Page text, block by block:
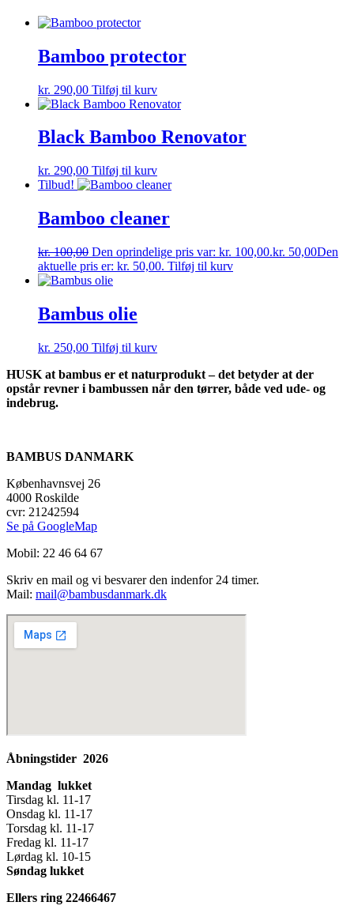
Bamboo protector
kr. 290,00 Tilføj til kurv
Black Bamboo Renovator
kr. 290,00 Tilføj til kurv
Tilbud!
Bamboo cleaner
kr.100,00 Den oprindelige pris var: kr. 100,00.kr. 50,00Den
aktuelle pris er: kr. 50,00. Tilføj til kurv
Bambus olie
kr. 250,00 Tilføj til kurv
HUSK at bambus er et naturprodukt – det betyder at der
opstår revner i bambussen når den tørrer, både ved ude- og
indebrug.
BAMBUS DANMARK
Københavnsvej 26
4000 Roskilde
cvr: 21242594
Se på GoogleMap
Mobil: 22 46 64 67
Skriv en mail og vi besvarer den indenfor 24 timer.
Mail: mail@bambusdanmark.dk
Åbningstider 2026
Mandag lukket
Tirsdag kl. 11-17
Onsdag kl. 11-17
Torsdag kl. 11-17
Fredag kl. 11-17
Lørdag kl. 10-15
Søndag lukket
Ellers ring 22466467